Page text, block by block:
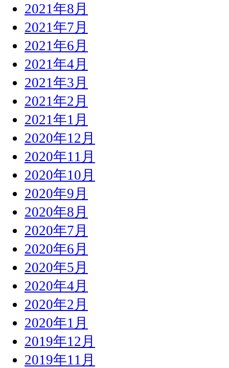
2021年8月
2021年7月
2021年6月
2021年4月
2021年3月
2021年2月
2021年1月
2020年12月
2020年11月
2020年10月
2020年9月
2020年8月
2020年7月
2020年6月
2020年5月
2020年4月
2020年2月
2020年1月
2019年12月
2019年11月